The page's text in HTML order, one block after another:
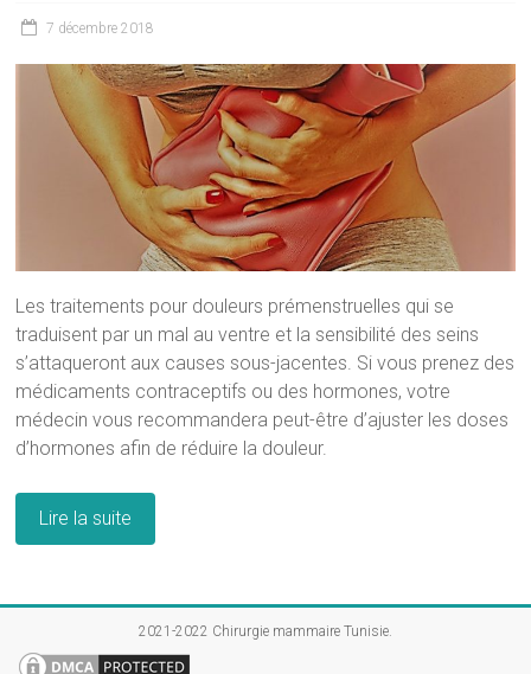
7 décembre 2018
Les traitements pour douleurs prémenstruelles qui se
traduisent par un mal au ventre et la sensibilité des seins
s’attaqueront aux causes sous-jacentes. Si vous prenez des
médicaments contraceptifs ou des hormones, votre
médecin vous recommandera peut-être d’ajuster les doses
d’hormones afin de réduire la douleur.
Lire la suite
2021-2022 Chirurgie mammaire Tunisie.